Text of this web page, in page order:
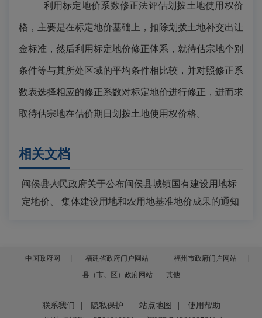
利用标定地价系数修正法评估划拨土地使用权价
格，主要是在标定地价基础上，扣除划拨土地补交出让
金标准，然后利用标定地价修正体系，就待估宗地个别
条件等与其所处区域的平均条件相比较，并对照修正系
数表选择相应的修正系数对标定地价进行修正，进而求
取待估宗地在估价期日划拨土地使用权价格。
相关文档
2023-02-24
闽侯县人民政府关于公布闽侯县城镇国有建设用地标
定地价、 集体建设用地和农用地基准地价成果的通知
中国政府网 福建省政府门户网站
福州市政府门户网站
县（市、区）政府网站
其他
联系我们 隐私保护 站点地图
使用帮助